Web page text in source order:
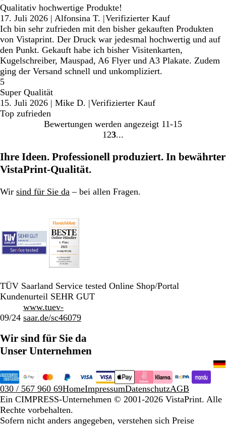
Qualitativ hochwertige Produkte!
17. Juli 2026 | Alfonsina T. |Verifizierter Kauf
Ich bin sehr zufrieden mit den bisher gekauften Produkten
von Vistaprint. Der Druck war jedesmal hochwertig und auf
den Punkt. Gekauft habe ich bisher Visitenkarten,
Kugelschreiber, Mauspad, A6 Flyer und A3 Plakate. Zudem
ging der Versand schnell und unkompliziert.
5
Super Qualität
15. Juli 2026 | Mike D. |Verifizierter Kauf
Top zufrieden
Bewertungen werden angezeigt 11-15
Gehe
Seite
1 Gehe
Seite
2 Gehe
Seite
3
Ihre Ideen. Professionell produziert. In bewährter
VistaPrint-Qualität.
Wir sind für Sie da – bei allen Fragen.
TÜV Saarland Service tested Online Shop/Portal
Kundenurteil SEHR GUT
09/24
www.tuev-
saar.de/sc46079
Wir sind für Sie da
Unser Unternehmen
030 / 567 960 69HomeImpressumDatenschutzAGB
Ein CIMPRESS-Unternehmen © 2001-2026 VistaPrint. Alle
Rechte vorbehalten.
Sofern nicht anders angegeben, verstehen sich Preise